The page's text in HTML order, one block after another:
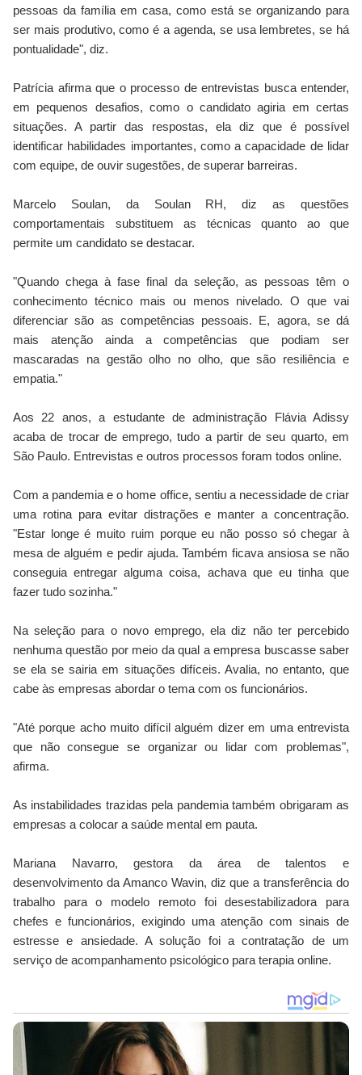
pessoas da família em casa, como está se organizando para
ser mais produtivo, como é a agenda, se usa lembretes, se há
pontualidade", diz.
Patrícia afirma que o processo de entrevistas busca entender,
em pequenos desafios, como o candidato agiria em certas
situações. A partir das respostas, ela diz que é possível
identificar habilidades importantes, como a capacidade de lidar
com equipe, de ouvir sugestões, de superar barreiras.
Marcelo Soulan, da Soulan RH, diz as questões
comportamentais substituem as técnicas quanto ao que
permite um candidato se destacar.
"Quando chega à fase final da seleção, as pessoas têm o
conhecimento técnico mais ou menos nivelado. O que vai
diferenciar são as competências pessoais. E, agora, se dá
mais atenção ainda a competências que podiam ser
mascaradas na gestão olho no olho, que são resiliência e
empatia."
Aos 22 anos, a estudante de administração Flávia Adissy
acaba de trocar de emprego, tudo a partir de seu quarto, em
São Paulo. Entrevistas e outros processos foram todos online.
Com a pandemia e o home office, sentiu a necessidade de criar
uma rotina para evitar distrações e manter a concentração.
"Estar longe é muito ruim porque eu não posso só chegar à
mesa de alguém e pedir ajuda. Também ficava ansiosa se não
conseguia entregar alguma coisa, achava que eu tinha que
fazer tudo sozinha."
Na seleção para o novo emprego, ela diz não ter percebido
nenhuma questão por meio da qual a empresa buscasse saber
se ela se sairia em situações difíceis. Avalia, no entanto, que
cabe às empresas abordar o tema com os funcionários.
"Até porque acho muito difícil alguém dizer em uma entrevista
que não consegue se organizar ou lidar com problemas",
afirma.
As instabilidades trazidas pela pandemia também obrigaram as
empresas a colocar a saúde mental em pauta.
Mariana Navarro, gestora da área de talentos e
desenvolvimento da Amanco Wavin, diz que a transferência do
trabalho para o modelo remoto foi desestabilizadora para
chefes e funcionários, exigindo uma atenção com sinais de
estresse e ansiedade. A solução foi a contratação de um
serviço de acompanhamento psicológico para terapia online.